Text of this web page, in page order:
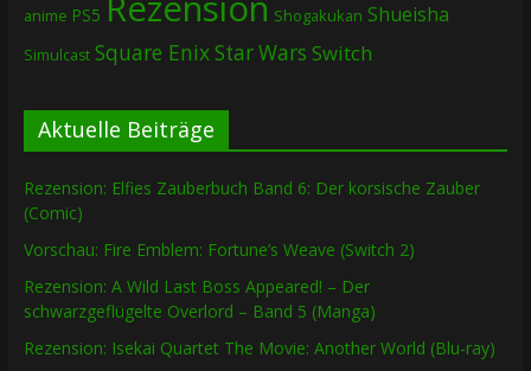
anime PS5 Shogakukan Shueisha
Simulcast Square EnixStar Wars Switch
Aktuelle Beiträge
Rezension: Elfies Zauberbuch Band 6: Der korsische Zauber
(Comic)
Vorschau: Fire Emblem: Fortune’s Weave (Switch 2)
Rezension: A Wild Last Boss Appeared! – Der
schwarzgeflügelte Overlord – Band 5 (Manga)
Rezension: Isekai Quartet The Movie: Another World (Blu-ray)